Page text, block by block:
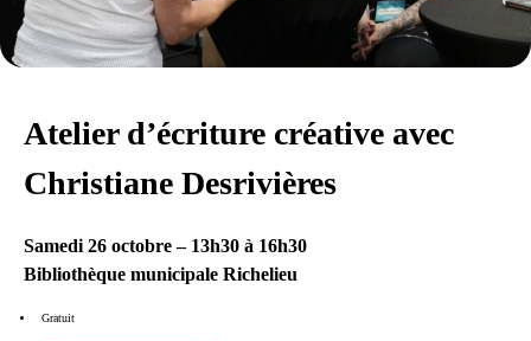
Atelier d’écriture créative avec
Christiane Desrivières
Samedi 26 octobre – 13h30 à 16h30
Bibliothèque municipale Richelieu
Gratuit